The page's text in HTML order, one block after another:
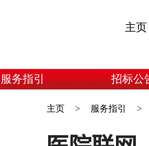
主页
服务指引 招标公
主页 > 服务指引 >